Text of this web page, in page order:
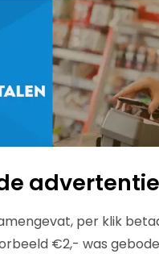
per klik
€2,- was